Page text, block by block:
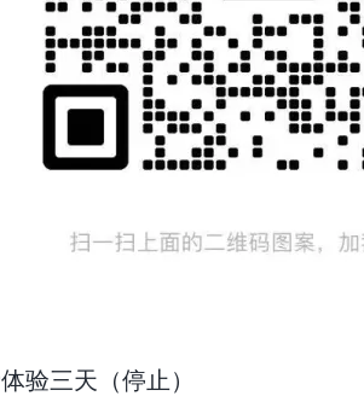
验三天（停止）